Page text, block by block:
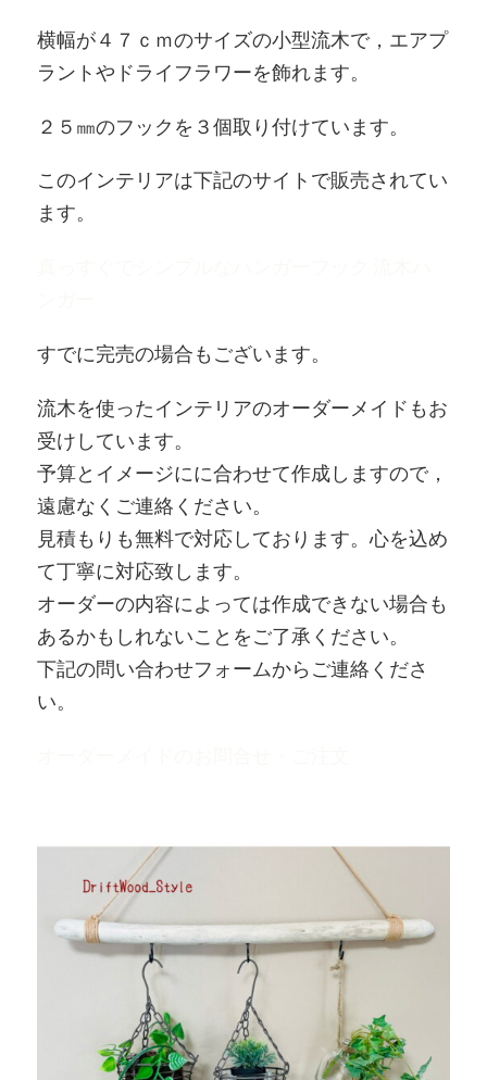
横幅が４７ｃｍのサイズの小型流木で，エアプ
ラントやドライフラワーを飾れます。
２５㎜のフックを３個取り付けています。
このインテリアは下記のサイトで販売されてい
ます。
すでに完売の場合もございます。
流木を使ったインテリアのオーダーメイドもお
受けしています。
予算とイメージにに合わせて作成しますので，
遠慮なくご連絡ください。
見積もりも無料で対応しております。心を込め
て丁寧に対応致します。
オーダーの内容によっては作成できない場合も
あるかもしれないことをご了承ください。
下記の問い合わせフォームからご連絡くださ
い。